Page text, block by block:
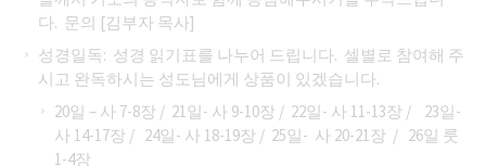
다. 문의 [김부자 목사]
성경일독: 성경 읽기표를 나누어 드립니다. 셀별로 참여해 주
시고 완독하시는 성도님에게 상품이 있겠습니다.
20일 – 사 7-8장 / 21일- 사 9-10장 / 22일- 사 11-13장 / 23일-
사 14-17장 / 24일- 사 18-19장 / 25일- 사 20-21장 / 26일 룻
1-4장